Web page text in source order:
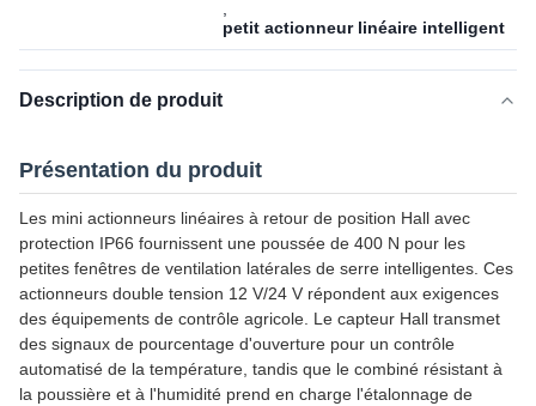
petit actionneur linéaire intelligent
Description de produit
Présentation du produit
Les mini actionneurs linéaires à retour de position Hall avec
protection IP66 fournissent une poussée de 400 N pour les
petites fenêtres de ventilation latérales de serre intelligentes. Ces
actionneurs double tension 12 V/24 V répondent aux exigences
des équipements de contrôle agricole. Le capteur Hall transmet
des signaux de pourcentage d'ouverture pour un contrôle
automatisé de la température, tandis que le combiné résistant à
la poussière et à l'humidité prend en charge l'étalonnage de